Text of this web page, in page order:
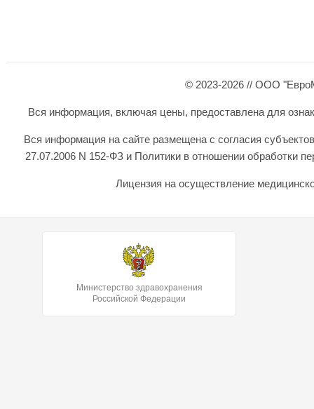
© 2023-2026 // ООО
Вся информация, включая цены, предоставлена для
Вся информация на сайте размещена с согласия
27.07.2006 N 152-ФЗ и Политики в отношении обработки
Лицензия на осуществление
Министерство здравохранения
Российской Федерации